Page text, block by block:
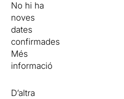
No hi ha
noves
dates
confirmades
Més
informació
D’altra